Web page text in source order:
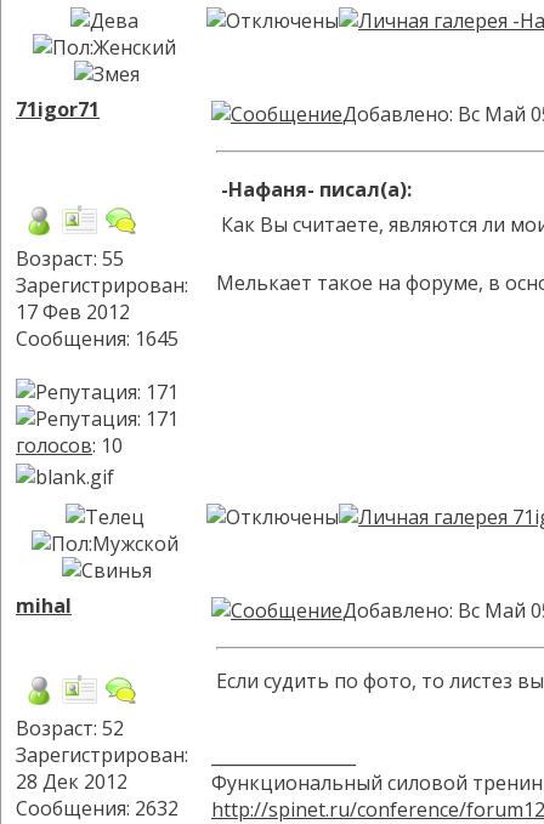
71igor71
Возраст: 55
Зарегистрирован:
17 Фев 2012
Сообщения: 1645
голосов: 10
Добавлено: Вс Май
-Нафаня- писал(а):
Как Вы считаете, являются ли
Мелькает такое на форуме, в
mihal
Возраст: 52
Зарегистрирован:
28 Дек 2012
Сообщения: 2632
Добавлено: Вс Май
Если судить по фото, то листез
Функциональный силовой
http://spinet.ru/conference/